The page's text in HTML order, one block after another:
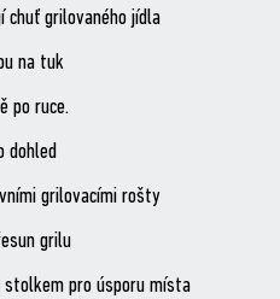
chuť grilovaného jídla
na tuk
po ruce.
dohled
grilovacími rošty
grilu
pro úsporu místa